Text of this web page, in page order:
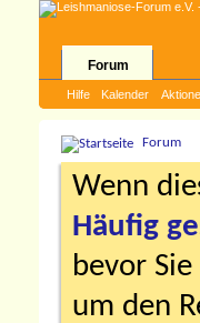
Forum
Hilfe Kalender
Forum
Wenn
Häufig
bevor
um den